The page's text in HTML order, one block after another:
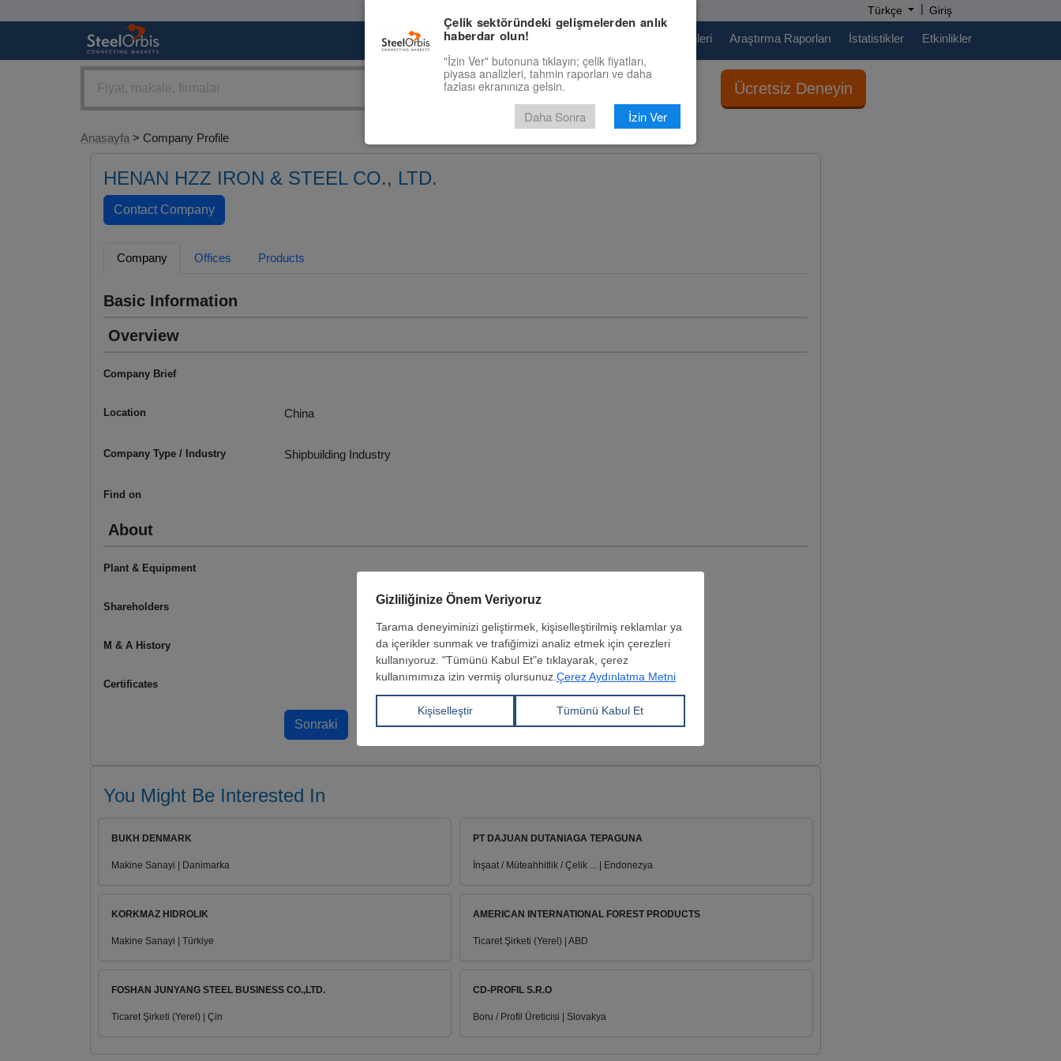
Türkçe | Giriş
Pazaryeri Fiyat Tahminleri Araştırma Raporları İstatistikler Etkinlikler
Ücretsiz Deneyin
Anasayfa > Company Profile
HENAN HZZ IRON & STEEL CO., LTD.
Company Offices Products
Basic Information
Overview
Company Brief
Location China
Company Type / Industry Shipbuilding Industry
Find on
About
Plant & Equipment
Shareholders
M & A History
Certificates
You Might Be Interested In
BUKH DENMARK
Makine Sanayi | Danimarka
PT DAJUAN DUTANIAGA TEPAGUNA
İnşaat / Müteahhitlik / Çelik ... | Endonezya
KORKMAZ HIDROLIK
Makine Sanayi | Türkiye
AMERICAN INTERNATIONAL FOREST PRODUCTS
Ticaret Şirketi (Yerel) | ABD
FOSHAN JUNYANG STEEL BUSINESS CO.,LTD.
Ticaret Şirketi (Yerel) | Çin
CD-PROFIL S.R.O
Boru / Profil Üreticisi | Slovakya
Çelik sektöründeki gelişmelerden anlık
haberdar olun!
"İzin Ver" butonuna tıklayın; çelik fiyatları,
piyasa analizleri, tahmin raporları ve daha
fazlası ekranınıza gelsin.
Daha Sonra İzin Ver